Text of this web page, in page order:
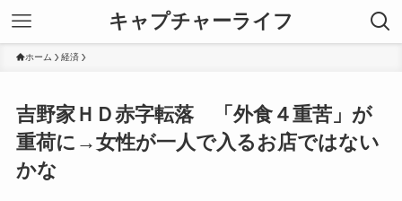
キャプチャーライフ
ホーム 経済
吉野家ＨＤ赤字転落 「外食４重苦」が
重荷に→女性が一人で入るお店ではない
かな